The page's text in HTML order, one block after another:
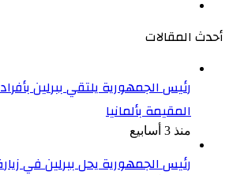
أحدث المقالات
رئيس الجمهورية يلتقي ببرلين بأفراد
المقيمة بألمانيا
منذ 3 أسابيع
رئيس الجمهورية يحل ببرلين في